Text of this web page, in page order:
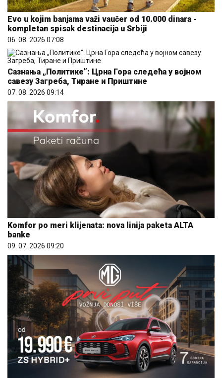
Evo u kojim banjama važi vaučer od 10.000 dinara -
kompletan spisak destinacija u Srbiji
06. 08. 2026 07:08
Сазнања „Политике”: Црна Гора следећа у војном
савезу Загреба, Тиране и Приштине
07. 08. 2026 09:14
Komfor po meri klijenata: nova linija paketa ALTA
banke
09. 07. 2026 09:20